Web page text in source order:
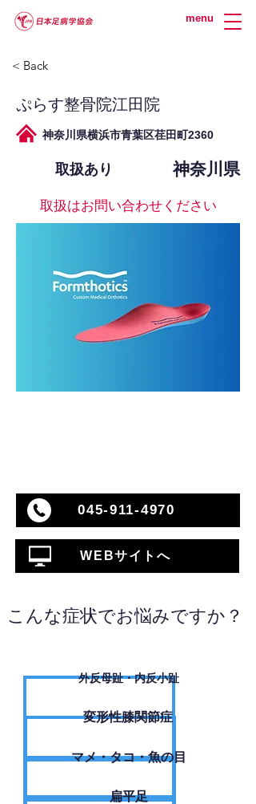
menu
< Back
ぷらす整骨院江田院
神奈川県横浜市青葉区荏田町2360
取扱あり 神奈川県
取扱はお問い合わせください
045-911-4970
WEBサイトへ
こんな症状でお悩みですか？
外反母趾・内反小趾
変形性膝関節症
​マメ・タコ・魚の目
扁平足